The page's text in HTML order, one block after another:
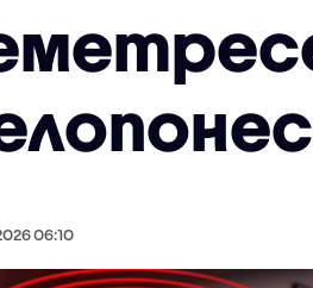
06:10